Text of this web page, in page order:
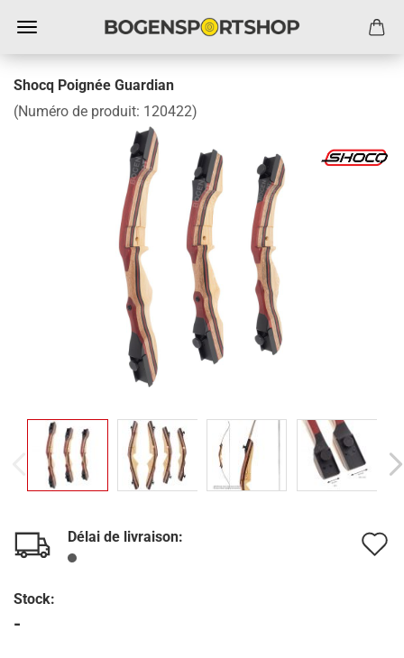
Shocq Poignée Guardian
(Numéro de produit: 120422)
Délai de livraison:
Stock:
-